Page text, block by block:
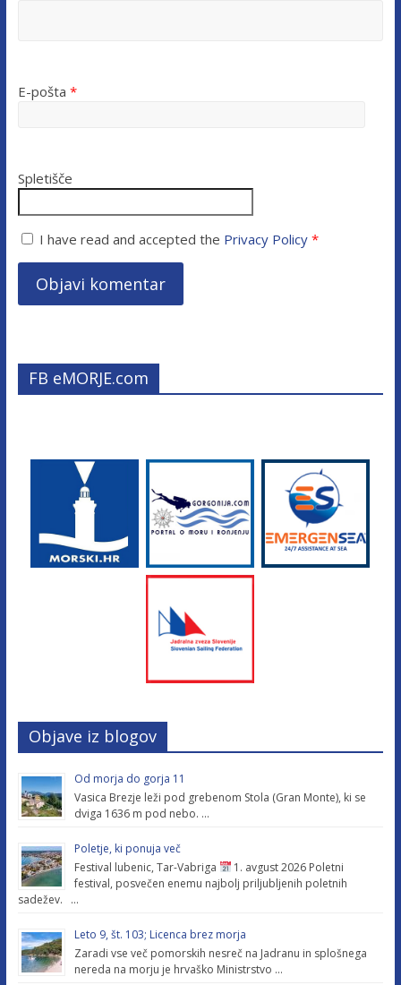
E-pošta *
Spletišče
I have read and accepted the Privacy Policy*
FB eMORJE.com
Objave iz blogov
Od morja do gorja 11
Vasica Brezje leži pod grebenom Stola (Gran Monte), ki se
dviga 1636 m pod nebo. …
Poletje, ki ponuja več
Festival lubenic, Tar-Vabriga
1. avgust 2026 Poletni
festival, posvečen enemu najbolj priljubljenih poletnih
sadežev. …
Leto 9, št. 103; Licenca brez morja
Zaradi vse več pomorskih nesreč na Jadranu in splošnega
nereda na morju je hrvaško Ministrstvo …